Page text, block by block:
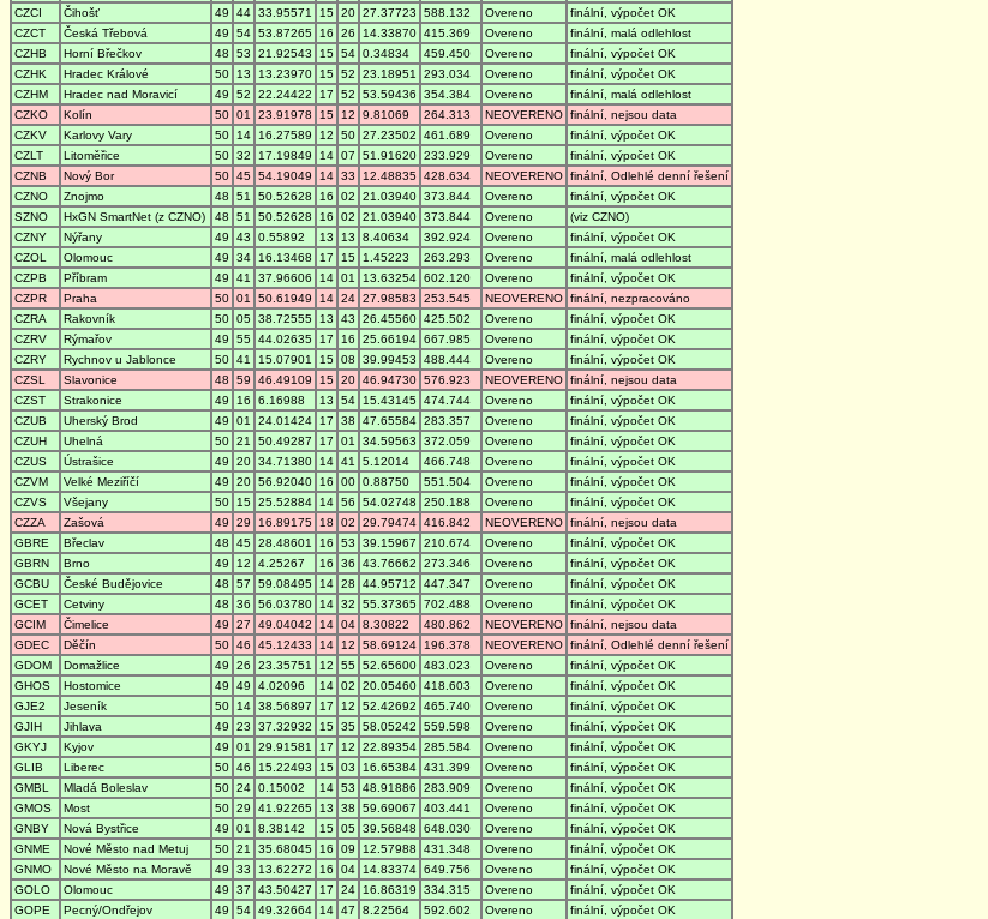
CZCI
Čihošť 49 44 33.95571 15 20 27.37723 588.132 Overeno
finální, výpočet OK
CZCT
Česká Třebová 49 54 53.87265 16 26 14.33870 415.369 Overeno
finální, malá odlehlost
CZHB
Horní Břečkov 48 53 21.92543 15 54 0.34834 459.450 Overeno
finální, výpočet OK
CZHK
Hradec Králové 50 13 13.23970 15 52 23.18951 293.034 Overeno
finální, výpočet OK
CZHM
Hradec nad Moravicí 49 52 22.24422 17 52 53.59436 354.384 Overeno
finální, malá odlehlost
CZKO
Kolín 50 01 23.91978 15 12 9.81069 264.313 NEOVERENO finální, nejsou data
CZKV
Karlovy Vary 50 14 16.27589 12 50 27.23502 461.689 Overeno
finální, výpočet OK
CZLT
Litoměřice 50 32 17.19849 14 07 51.91620 233.929 Overeno
finální, výpočet OK
CZNB
Nový Bor 50 45 54.19049 14 33 12.48835 428.634 NEOVERENO finální, Odlehlé denní řešení
CZNO
Znojmo 48 51 50.52628 16 02 21.03940 373.844 Overeno
finální, výpočet OK
SZNO
HxGN SmartNet (z CZNO) 48 51 50.52628 16 02 21.03940 373.844 Overeno
(viz CZNO)
CZNY
Nýřany 49 43 0.55892 13 13 8.40634 392.924 Overeno
finální, výpočet OK
CZOL
Olomouc 49 34 16.13468 17 15 1.45223 263.293 Overeno
finální, malá odlehlost
CZPB
Příbram 49 41 37.96606 14 01 13.63254 602.120 Overeno
finální, výpočet OK
CZPR
Praha 50 01 50.61949 14 24 27.98583 253.545 NEOVERENO finální, nezpracováno
CZRA
Rakovník 50 05 38.72555 13 43 26.45560 425.502 Overeno
finální, výpočet OK
CZRV
Rýmařov 49 55 44.02635 17 16 25.66194 667.985 Overeno
finální, výpočet OK
CZRY
Rychnov u Jablonce 50 41 15.07901 15 08 39.99453 488.444 Overeno
finální, výpočet OK
CZSL
Slavonice 48 59 46.49109 15 20 46.94730 576.923 NEOVERENO finální, nejsou data
CZST
Strakonice 49 16 6.16988 13 54 15.43145 474.744 Overeno
finální, výpočet OK
CZUB
Uherský Brod 49 01 24.01424 17 38 47.65584 283.357 Overeno
finální, výpočet OK
CZUH
Uhelná 50 21 50.49287 17 01 34.59563 372.059 Overeno
finální, výpočet OK
CZUS
Ústrašice 49 20 34.71380 14 41 5.12014 466.748 Overeno
finální, výpočet OK
CZVM
Velké Meziříčí 49 20 56.92040 16 00 0.88750 551.504 Overeno
finální, výpočet OK
CZVS
Všejany 50 15 25.52884 14 56 54.02748 250.188 Overeno
finální, výpočet OK
CZZA
Zašová 49 29 16.89175 18 02 29.79474 416.842 NEOVERENO finální, nejsou data
GBRE
Břeclav 48 45 28.48601 16 53 39.15967 210.674 Overeno
finální, výpočet OK
GBRN
Brno 49 12 4.25267 16 36 43.76662 273.346 Overeno
finální, výpočet OK
GCBU
České Budějovice 48 57 59.08495 14 28 44.95712 447.347 Overeno
finální, výpočet OK
GCET
Cetviny 48 36 56.03780 14 32 55.37365 702.488 Overeno
finální, výpočet OK
GCIM
Čimelice 49 27 49.04042 14 04 8.30822 480.862 NEOVERENO finální, nejsou data
GDEC
Děčín 50 46 45.12433 14 12 58.69124 196.378 NEOVERENO finální, Odlehlé denní řešení
GDOM
Domažlice 49 26 23.35751 12 55 52.65600 483.023 Overeno
finální, výpočet OK
GHOS
Hostomice 49 49 4.02096 14 02 20.05460 418.603 Overeno
finální, výpočet OK
GJE2
Jeseník 50 14 38.56897 17 12 52.42692 465.740 Overeno
finální, výpočet OK
GJIH
Jihlava 49 23 37.32932 15 35 58.05242 559.598 Overeno
finální, výpočet OK
GKYJ
Kyjov 49 01 29.91581 17 12 22.89354 285.584 Overeno
finální, výpočet OK
GLIB
Liberec 50 46 15.22493 15 03 16.65384 431.399 Overeno
finální, výpočet OK
GMBL
Mladá Boleslav 50 24 0.15002 14 53 48.91886 283.909 Overeno
finální, výpočet OK
GMOS
Most 50 29 41.92265 13 38 59.69067 403.441 Overeno
finální, výpočet OK
GNBY
Nová Bystřice 49 01 8.38142 15 05 39.56848 648.030 Overeno
finální, výpočet OK
GNME
Nové Město nad Metuj 50 21 35.68045 16 09 12.57988 431.348 Overeno
finální, výpočet OK
GNMO
Nové Město na Moravě 49 33 13.62272 16 04 14.83374 649.756 Overeno
finální, výpočet OK
GOLO
Olomouc 49 37 43.50427 17 24 16.86319 334.315 Overeno
finální, výpočet OK
GOPE
Pecný/Ondřejov 49 54 49.32664 14 47 8.22564 592.602 Overeno
finální, výpočet OK